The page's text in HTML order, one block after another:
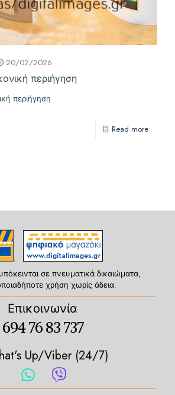
20/02/2026
περιήγηση
περιήγηση
Read more
σε πνευματικά δικαιώματα,
χρήση χωρίς άδεια.
Επικοινωνία
694 76 83 737
Up/Viber (24/7)